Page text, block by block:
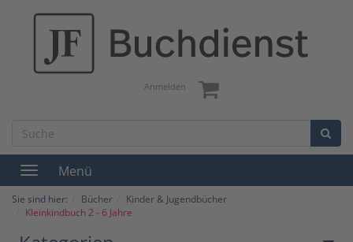
Anmelden
Toggle
navigation
Menü
Sie sind hier: Bücher
Kinder & Jugendbücher
Kleinkindbuch 2 - 6 Jahre